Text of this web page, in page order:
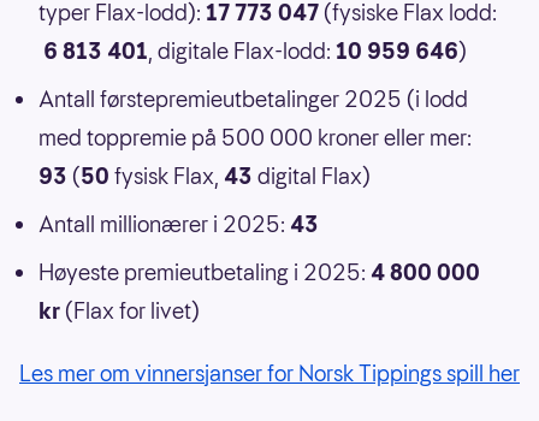
typer Flax-lodd): 17 773 047 (fysiske Flax lodd:
6 813 401, digitale Flax-lodd: 10 959 646)
Antall førstepremieutbetalinger 2025 (i lodd
med toppremie på 500 000 kroner eller mer:
93 (50 fysisk Flax, 43 digital Flax)
Antall millionærer i 2025: 43
Høyeste premieutbetaling i 2025: 4 800 000
kr (Flax for livet)
Les mer om vinnersjanser for Norsk Tippings spill her